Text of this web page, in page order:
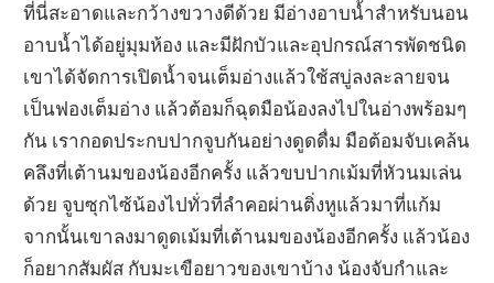
ที่นี่สะอาดและกว้างขวางดีด้วย มีอ่างอาบน้ำสำหรับนอน
อาบน้ำได้อยู่มุมห้อง และมีฝักบัวและอุปกรณ์สารพัดชนิด
เขาได้จัดการเปิดน้ำจนเต็มอ่างแล้วใช้สบู่ลงละลายจน
เป็นฟองเต็มอ่าง แล้วต้อมก็ฉุดมือน้องลงไปในอ่างพร้อมๆ
กัน เรากอดประกบปากจูบกันอย่างดูดดื่ม มือต้อมจับเคล้น
คลึงที่เต้านมของน้องอีกครั้ง แล้วขบปากเม้มที่หัวนมเล่น
ด้วย จูบซุกไซ้น้องไปทั่วที่ลำคอผ่านติ่งหูแล้วมาที่แก้ม
จากนั้นเขาลงมาดูดเม้มที่เต้านมของน้องอีกครั้ง แล้วน้อง
ก็อยากสัมผัส กับมะเขือยาวของเขาบ้าง น้องจับกำและ